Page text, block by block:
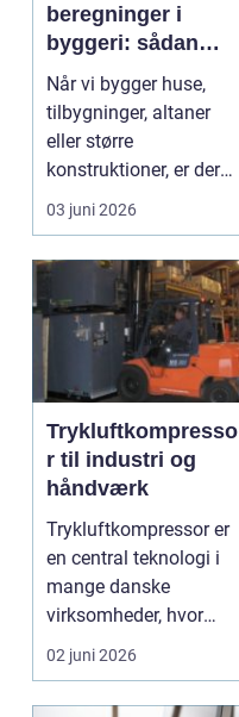
beregninger i
byggeri: sådan
skaber de
sikkerhed og
tryghed
Når vi bygger huse,
tilbygninger, altaner
eller større
konstruktioner, er der
én ting, der altid ska...
03 juni 2026
Trykluftkompresso
r til industri og
håndværk
Trykluftkompressor er
en central teknologi i
mange danske
virksomheder, hvor
stabil forsyning af try...
02 juni 2026